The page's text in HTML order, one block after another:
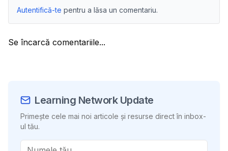
Autentifică-te pentru a lăsa un comentariu.
Se încarcă comentariile...
Learning Network Update
Primește cele mai noi articole și resurse direct în inbox-
ul tău.